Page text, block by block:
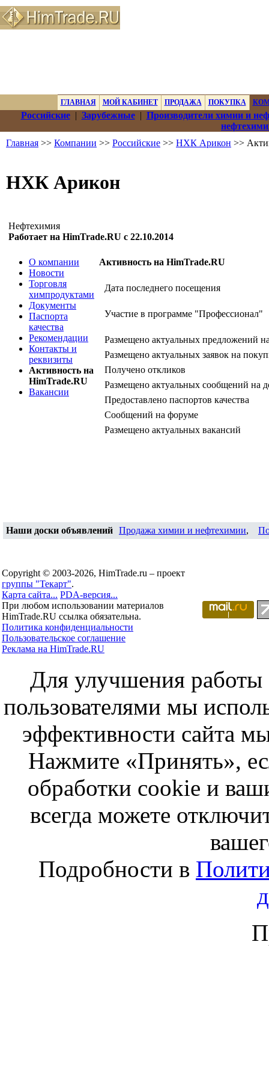
ГЛАВНАЯ МОЙ КАБИНЕТ ПРОДАЖА ПОКУПКА
Российские| Зарубежные| Производители химии и
Главная >> Компании >> Российские >> НХК Арикон >>
НХК Арикон
Нефтехимия
Работает на HimTrade.RU с 22.10.2014
О компании
Новости
Торговля
химпродуктами
Документы
Паспорта
качества
Рекомендации
Контакты и
реквизиты
Активность на
HimTrade.RU
Вакансии
Активность на HimTrade.RU
Дата последнего посещения
Участие в программе "Профессионал"
Размещено актуальных предложений
Размещено актуальных заявок на
Получено откликов
Размещено актуальных сообщений на
Предоставлено паспортов качества
Сообщений на форуме
Размещено актуальных вакансий
Наши доски объявлений Продажа химии и нефтехимии,
Copyright © 2003-2026, HimTrade.ru – проект
группы "Текарт".
Карта сайта... PDA-версия...
При любом использовании материалов
HimTrade.RU ссылка обязательна.
Политика конфиденциальности
Пользовательское соглашение
Реклама на HimTrade.RU
Для улучшения работы
пользователями мы
эффективности сайта
Нажмите «Принять»,
обработки cookie и
всегда можете
Подробности в